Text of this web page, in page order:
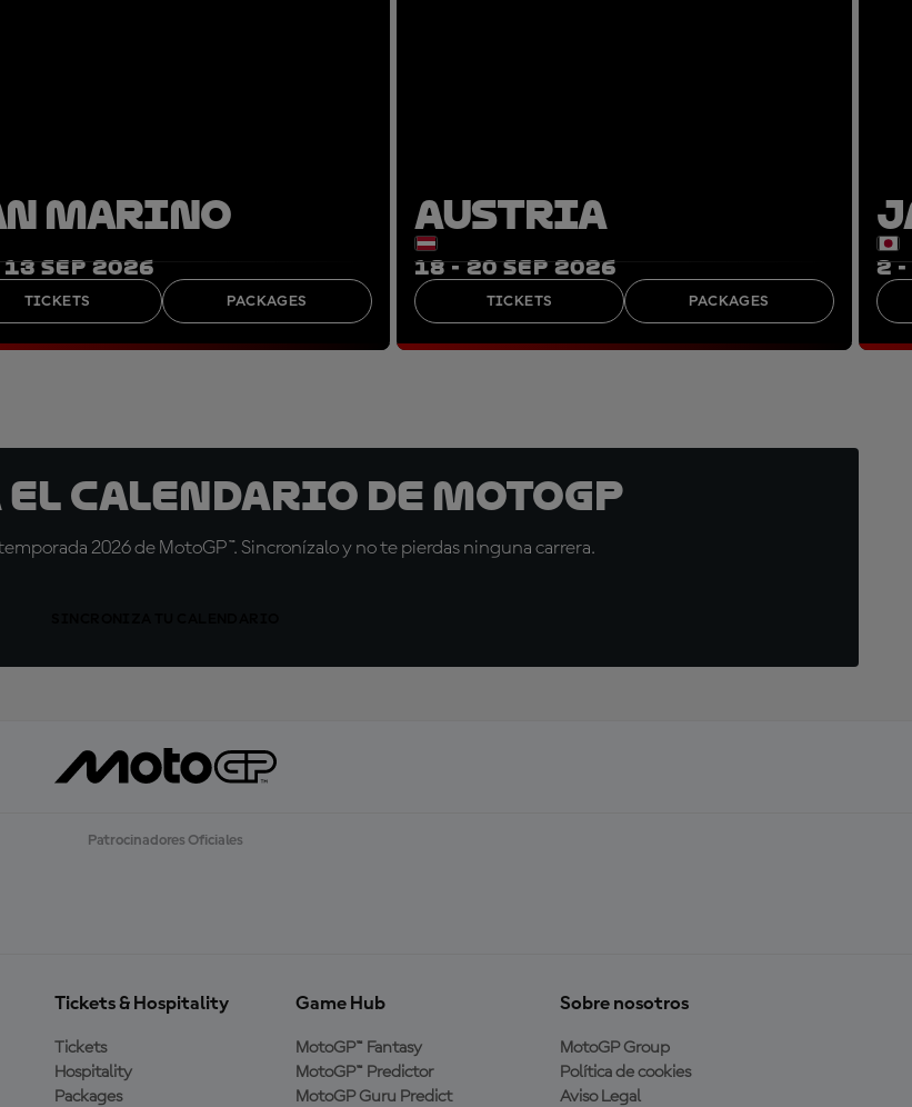
MARINO
SEP 2026
TICKETS PACKAGES
AUSTRIA
18 - 20 SEP 2026
TICKETS PACKAGES
2 -
calendario de MotoGP
2026 de MotoGP™. Sincronízalo y no te pierdas ninguna carrera.
Patrocinadores Oficiales
Tickets & Hospitality
Tickets
Hospitality
Packages
Game Hub
MotoGP™ Fantasy
MotoGP™ Predictor
MotoGP Guru Predict
Sobre nosotros
MotoGP Group
Política de cookies
Aviso Legal